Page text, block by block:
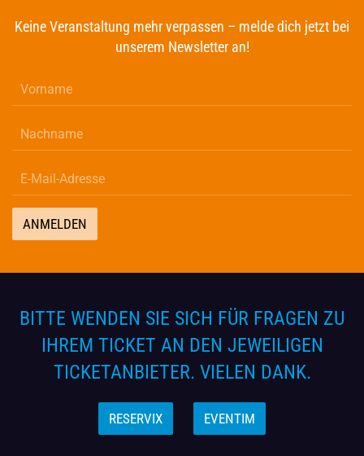
Keine Veranstaltung mehr verpassen – melde dich jetzt bei
unserem Newsletter an!
ANMELDEN
BITTE WENDEN SIE SICH FÜR FRAGEN ZU
IHREM TICKET AN DEN JEWEILIGEN
TICKETANBIETER. VIELEN DANK.
RESERVIX EVENTIM